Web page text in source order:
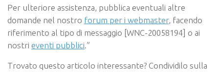
Per ulteriore assistenza, pubblica eventuali altre
domande nel nostro forum per i webmaster, facendo
riferimento al tipo di messaggio [WNC-20058194] o ai
nostri eventi pubblici .”
Trovato questo articolo interessante? Condividilo sulla